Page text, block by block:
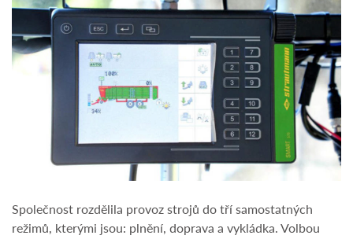
Společnost rozdělila provoz strojů do tří samostatných
režimů, kterými jsou: plnění, doprava a vykládka. Volbou